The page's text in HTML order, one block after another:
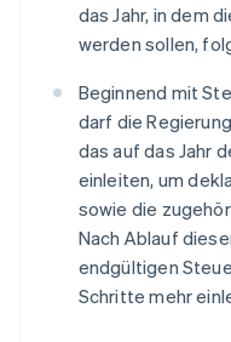
das Jahr, in dem
werden sollen,
Beginnend mit
darf die
das auf das Jahr
einleiten, um
sowie die
Nach Ablauf
endgültigen
Schritte mehr